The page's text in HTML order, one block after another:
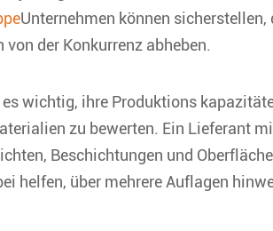
Unternehmen können
der Konkurrenz abheben.
wichtig, ihre Produktions
zu bewerten. Ein Lieferant
Beschichtungen und
helfen, über mehrere Auflagen